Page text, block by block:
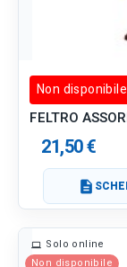
Non disponibile
FELTRO
21,50 €
description
Solo online
Non disponibile